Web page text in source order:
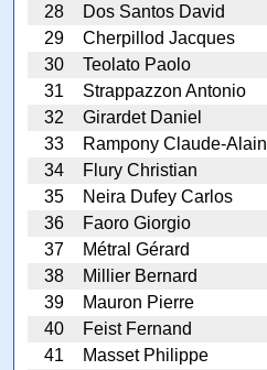
28
Dos Santos David
29
Cherpillod Jacques
30
Teolato Paolo
31
Strappazzon Antonio
32
Girardet Daniel
33
Rampony Claude-Alain
34
Flury Christian
35
Neira Dufey Carlos
36
Faoro Giorgio
37
Métral Gérard
38
Millier Bernard
39
Mauron Pierre
40
Feist Fernand
41
Masset Philippe